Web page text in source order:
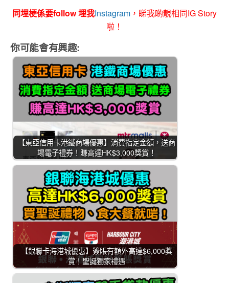
同埋梗係要follow 埋我Instagram ，睇我啲靚相同IG Story
啦！
你可能會有興趣:
【東亞信用卡港鐵商場優惠】消費指定金額，送商
場電子禮券！賺高達HK$3,000獎賞！
【銀聯卡海港城優惠】簽賬有額外高達$6,000獎
賞！聖誕獨家禮遇